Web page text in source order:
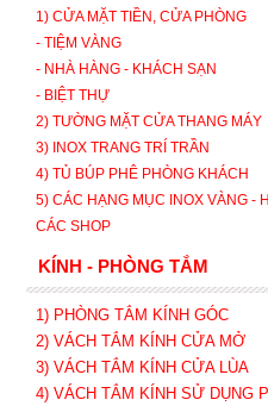
1) CỬA MẶT TIỀN, CỬA PHÒNG
- TIỆM VÀNG
- NHÀ HÀNG - KHÁCH SẠN
- BIỆT THỰ
2) TƯỜNG MẶT CỬA THANG MÁY
3) INOX TRANG TRÍ TRẦN
4) TỦ BÚP PHÊ PHÒNG KHÁCH
5) CÁC HẠNG MỤC INOX VÀNG -
CÁC SHOP
KÍNH - PHÒNG TẮM
1) PHÒNG TẮM KÍNH GÓC
2) VÁCH TẮM KÍNH CỬA MỞ
3) VÁCH TẮM KÍNH CỬA LÙA
4) VÁCH TẮM KÍNH SỬ DỤNG